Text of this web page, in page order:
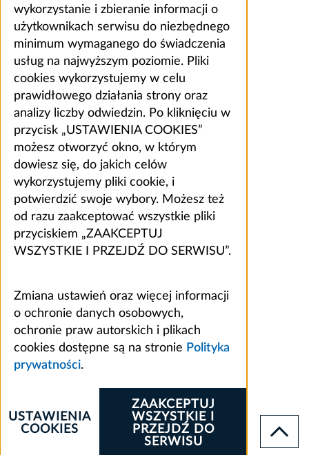
wykorzystanie i zbieranie informacji o
użytkownikach serwisu do niezbędnego
minimum wymaganego do świadczenia
usług na najwyższym poziomie. Pliki
cookies wykorzystujemy w celu
prawidłowego działania strony oraz
analizy liczby odwiedzin. Po kliknięciu w
przycisk „USTAWIENIA COOKIES”
możesz otworzyć okno, w którym
dowiesz się, do jakich celów
wykorzystujemy pliki cookie, i
potwierdzić swoje wybory. Możesz też
od razu zaakceptować wszystkie pliki
przyciskiem „ZAAKCEPTUJ
WSZYSTKIE I PRZEJDŹ DO SERWISU”.
Zmiana ustawień oraz więcej informacji
o ochronie danych osobowych,
ochronie praw autorskich i plikach
cookies dostępne są na stronie Polityka
prywatności.
ZAAKCEPTUJ
WSZYSTKIE I
PRZEJDŹ DO
SERWISU
USTAWIENIA
COOKIES